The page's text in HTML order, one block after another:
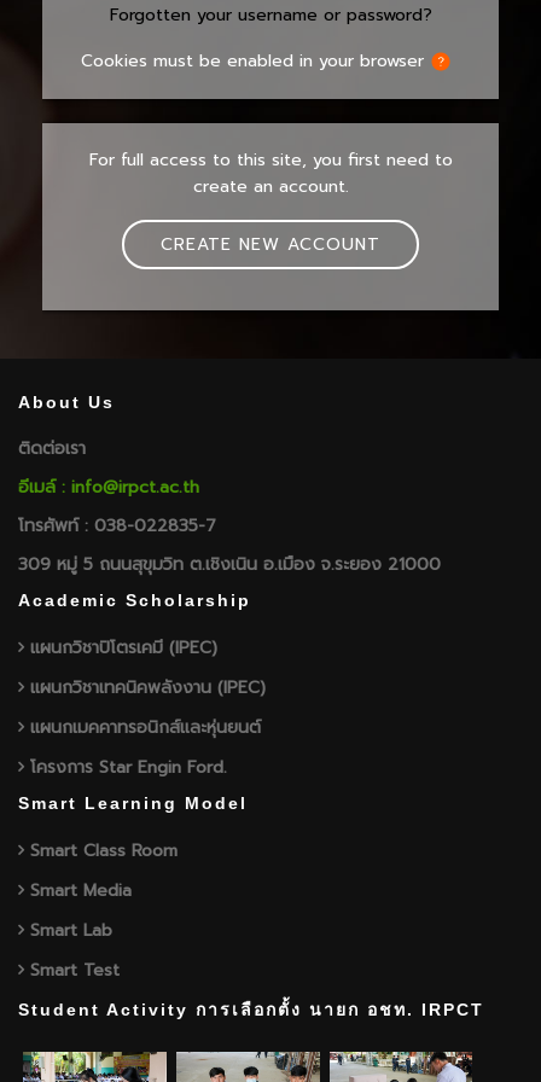
Forgotten your username or password?
Cookies must be enabled in your browser
For full access to this site, you first need to
create an account.
CREATE NEW ACCOUNT
About Us
ติดต่อเรา
อีเมล์ : info@irpct.ac.th
โทรศัพท์ : 038-022835-7
309 หมู่ 5 ถนนสุขุมวิท ต.เชิงเนิน อ.เมือง จ.ระยอง 21000
Academic Scholarship
แผนกวิชาปิโตรเคมี (IPEC)
แผนกวิชาเทคนิคพลังงาน (IPEC)
แผนกเมคคาทรอนิกส์และหุ่นยนต์
โครงการ Star Engin Ford.
Smart Learning Model
Smart Class Room
Smart Media
Smart Lab
Smart Test
Student Activity การเลือกตั้ง นายก อชท. IRPCT